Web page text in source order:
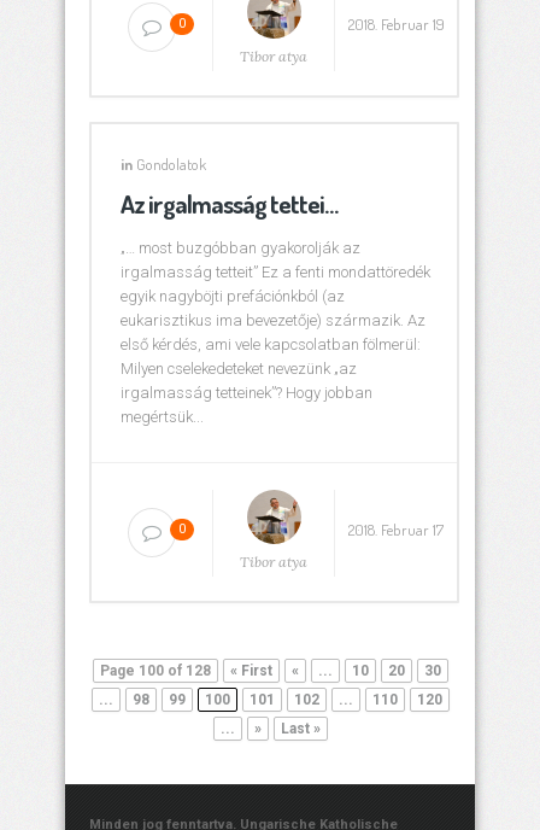
0
Tibor atya
2018. Februar 19
in Gondolatok
Az irgalmasság tettei…
„… most buzgóbban gyakorolják az
irgalmasság tetteit” Ez a fenti mondattöredék
egyik nagyböjti prefációnkból (az
eukarisztikus ima bevezetője) származik. Az
első kérdés, ami vele kapcsolatban fölmerül:
Milyen cselekedeteket nevezünk „az
irgalmasság tetteinek”? Hogy jobban
megértsük...
0
Tibor atya
2018. Februar 17
Page 100 of 128 « First « ... 10 20
30
...
98 99 100 101 102 ... 110
120
...
» Last »
Minden jog fenntartva. Ungarische Katholische